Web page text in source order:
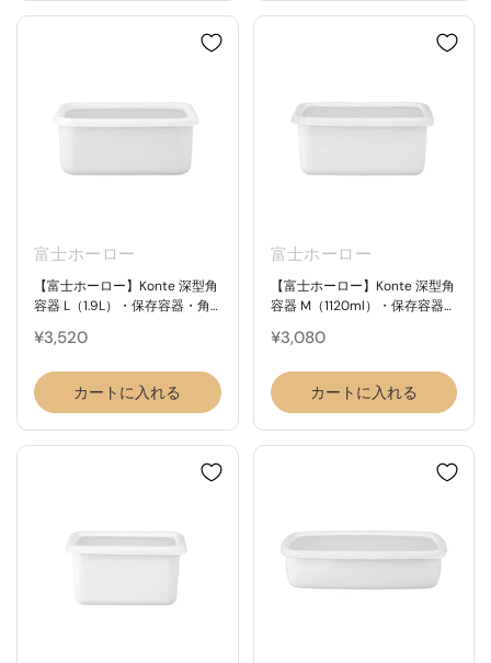
富士ホーロー
【富士ホーロー】Konte 深型角
容器 L（1.9L）・保存容器・角
¥3,520
カートに入れる
富士ホーロー
【富士ホーロー】Konte 深型角
容器 M（1120ml）・保存容器・
¥3,080
カートに入れる